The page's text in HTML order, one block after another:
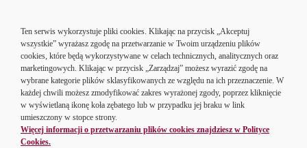
Ustawienia cookies
© 2026 Alior Bank SA | Korzystając z serwisu Alior Banku,
akceptujeszregulamin portaluipolitykę cookies.